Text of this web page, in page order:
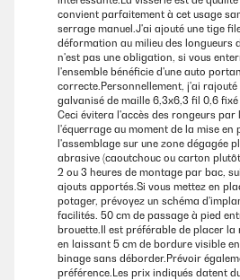
verbinden Schrauben, Unterlegscheiben
entsprechend dabei.Es ist auf jeden Fall
Hochbeet zu zweit aufbaut, dann kann
schrauben.Die Haltbarkeit kann ich noch
Hochbeet macht aber einen stabilen
Kaninchendraht unten am Boden
Weg nicht ins Hochbeet finden.Einen Punkt
Bewertung, da ein paar Ecken vom
für den Aufbau aber keine Relevanz
schnell.
Amazon Benutzer – Bewertung durch
eigenständig überprüft
Haben mittlerweile zwei dieser Hochbeete
einen Schraubendreher und Maulschlüssel
convient parfaitement à cet usage
serrage manuel.J'ai ajouté une tige
déformation au milieu des longueurs
n'est pas une obligation, si vous
l'ensemble bénéficie d'une auto
correcte.Personnellement, j'ai
galvanisé de maille 6,3x6,3 fil 0,6
Ceci évitera l'accès des rongeurs par
l'équerrage au moment de la mise en
l'assemblage sur une zone dégagée
abrasive (caoutchouc ou carton
2 ou 3 heures de montage par bac,
ajouts apportés.Si vous mettez en
potager, prévoyez un schéma
facilités. 50 cm de passage à pied
brouette.Il est préférable de placer la
en laissant 5 cm de bordure visible
binage sans déborder.Prévoir
préférence.Les prix indiqués datent